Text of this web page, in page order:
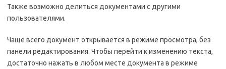
Также возможно делиться документами с другими
пользователями.
Чаще всего документ открывается в режиме просмотра, без
панели редактирования. Чтобы перейти к изменению текста,
достаточно нажать в любом месте документа в режиме